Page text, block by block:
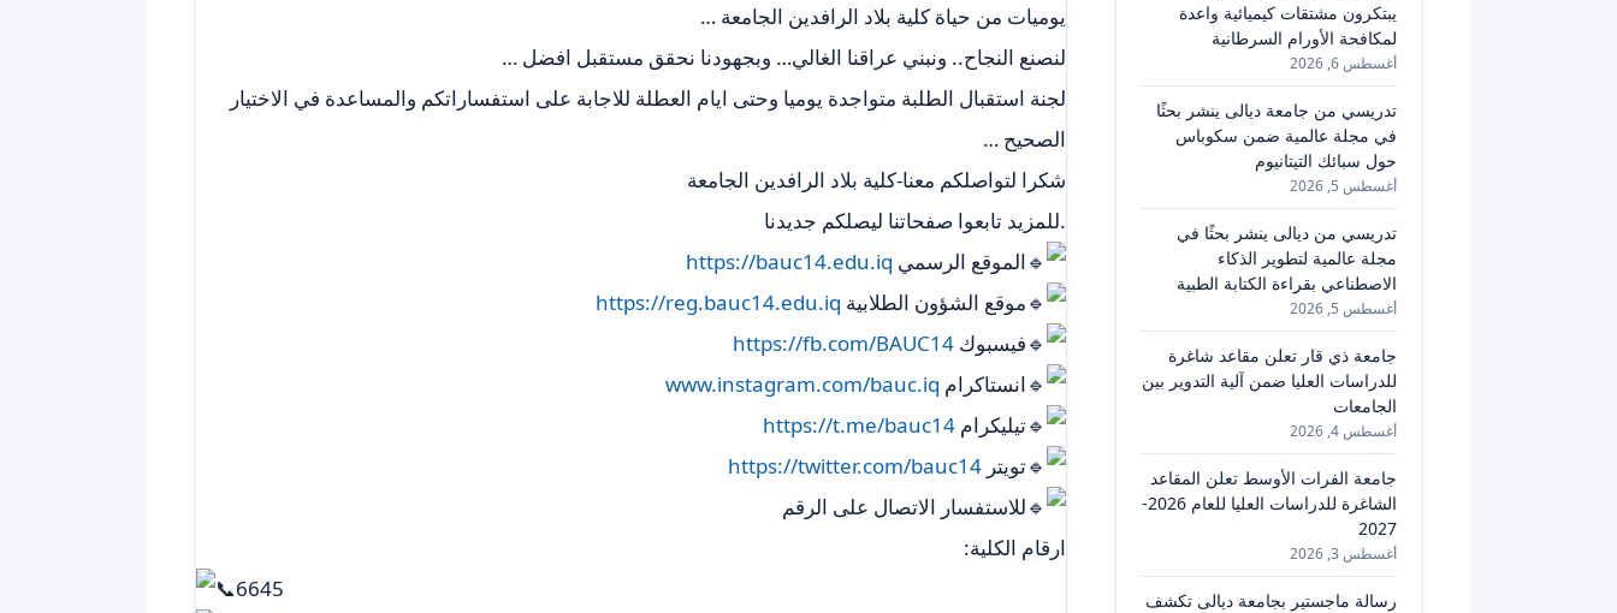
يوميات من حياة كلية بلاد الرافدين الجامعة …
لنصنع النجاح.. ونبني عراقنا الغالي… وبجهودنا نحقق مستقبل افضل …
لجنة استقبال الطلبة متواجدة يوميا وحتى ايام العطلة للاجابة على استفساراتكم والمساعدة في الاختيار
الصحيح …
شكرا لتواصلكم معنا-كلية بلاد الرافدين الجامعة
.للمزيد تابعوا صفحاتنا ليصلكم جديدنا
الموقع الرسمي https://bauc14.edu.iq
موقع الشؤون الطلابية https://reg.bauc14.edu.iq
فيسبوك https://fb.com/BAUC14
انستاكرام www.instagram.com/bauc.iq
تيليكرام ‏ https://t.me/bauc14
تويتر https://twitter.com/bauc14
للاستفسار الاتصال على الرقم
ارقام الكلية:
6645
يبتكرون مشتقات كيميائية واعدة
لمكافحة الأورام السرطانية
أغسطس 6, 2026
تدريسي من جامعة ديالى ينشر بحثًا
في مجلة عالمية ضمن سكوباس
حول سبائك التيتانيوم
أغسطس 5, 2026
تدريسي من ديالى ينشر بحثًا في
مجلة عالمية لتطوير الذكاء
الاصطناعي بقراءة الكتابة الطبية
أغسطس 5, 2026
جامعة ذي قار تعلن مقاعد شاغرة
للدراسات العليا ضمن آلية التدوير بين
الجامعات
أغسطس 4, 2026
جامعة الفرات الأوسط تعلن المقاعد
الشاغرة للدراسات العليا للعام 2026-
2027
أغسطس 3, 2026
رسالة ماجستير بجامعة ديالى تكشف